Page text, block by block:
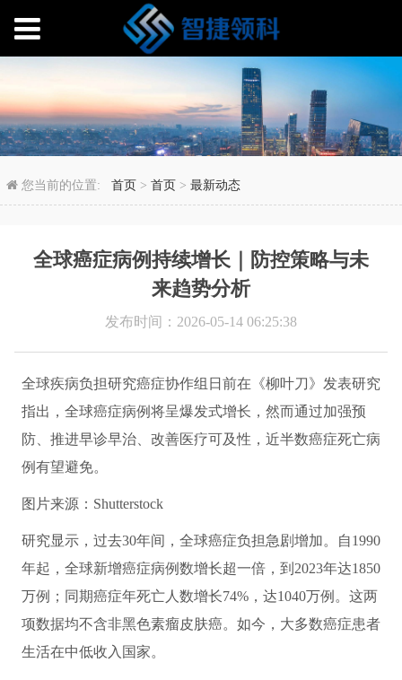
全球癌症病例持续增长
您当前的位置:首页 >首页 >最新动态
全球癌症病例持续增长｜防控策略与未
来趋势分析
发布时间：2026-05-14 06:25:38
全球疾病负担研究癌症协作组日前在《柳叶刀》发表研究
指出，全球癌症病例将呈爆发式增长，然而通过加强预
防、推进早诊早治、改善医疗可及性，近半数癌症死亡病
例有望避免。
图片来源：Shutterstock
研究显示，过去30年间，全球癌症负担急剧增加。自1990
年起，全球新增癌症病例数增长超一倍，到2023年达1850
万例；同期癌症年死亡人数增长74%，达1040万例。这两
项数据均不含非黑色素瘤皮肤癌。如今，大多数癌症患者
生活在中低收入国家。